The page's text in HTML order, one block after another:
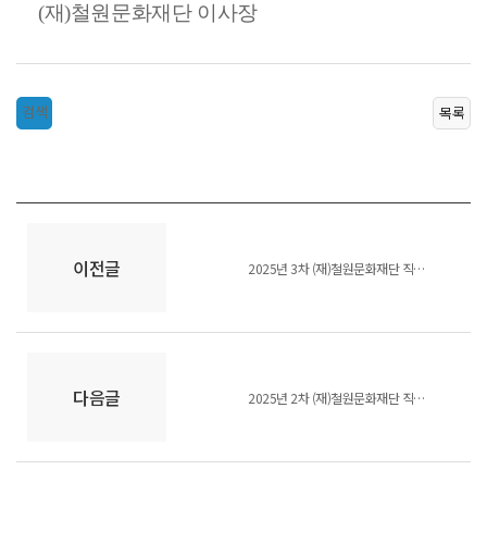
(재)철원문화재단 이사장
검색 목록
이전글 2025년 3차 (재)철원문화재단 직원 채용 최종합격자 공고
다음글 2025년 2차 (재)철원문화재단 직원 채용 최종합격자 공고